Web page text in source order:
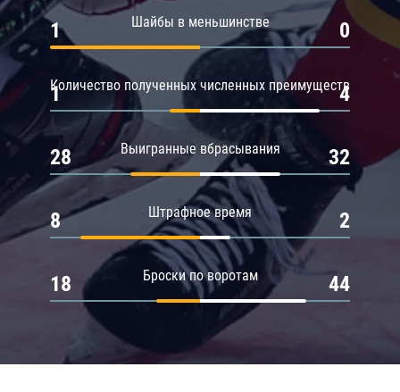
Шайбы в меньшинстве
1 0
Количество полученных численных преимуществ
1 4
Выигранные вбрасывания
28 32
Штрафное время
8 2
Броски по воротам
18 44